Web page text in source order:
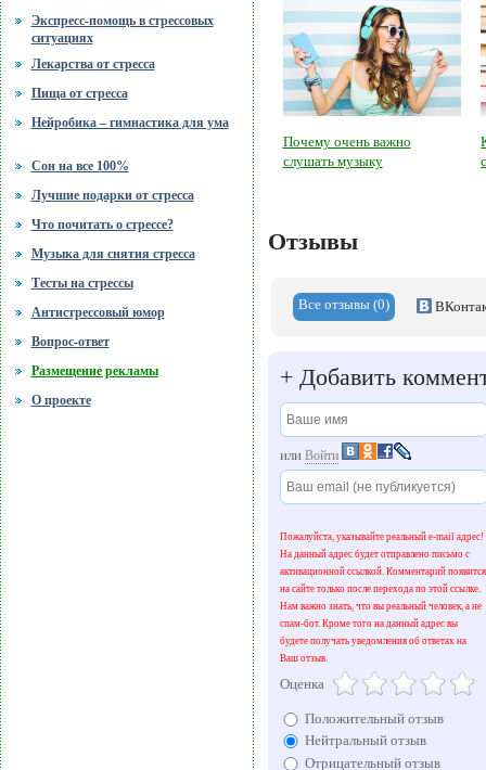
Экспресс-помощь в стрессовых
ситуациях
Лекарства от стресса
Пища от стресса
Нейробика – гимнастика для ума
Сон на все 100%
Лучшие подарки от стресса
Что почитать о стрессе?
Музыка для снятия стресса
Тесты на стрессы
Антистрессовый юмор
Вопрос-ответ
Размещение рекламы
О проекте
Почему очень важно
слушать музыку
Отзывы
Все отзывы (0)
+Добавить
или Войти
Пожалуйста, указывайте реальный e-mail адрес!
На данный адрес будет отправлено письмо с
активационной ссылкой. Комментарий появится
на сайте только после перехода по этой ссылке.
Нам важно знать, что вы реальный человек, а не
спам-бот. Кроме того на данный адрес вы
будете получать уведомления об ответах на
Ваш отзыв.
Оценка
Положительный отзыв
Нейтральный отзыв
Отрицательный отзыв